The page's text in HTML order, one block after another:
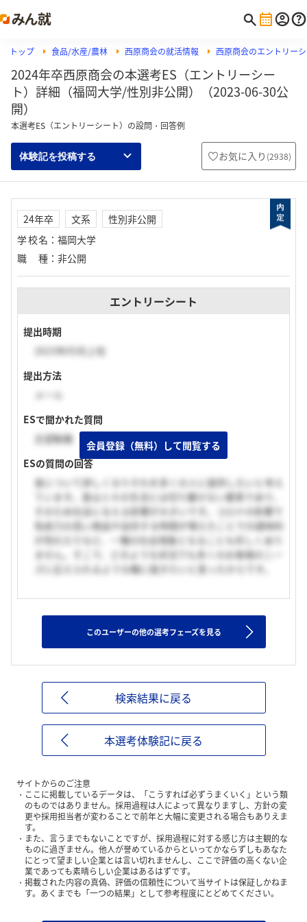
トップ 食品/水産/農林 西原商会の就活情報 西原商会のエントリー
2024年卒西原商会の本選考ES（エントリーシー
ト）詳細（福岡大学/性別非公開）（2023-06-30公
開）
本選考ES（エントリーシート）の設問・回答例
体験記を投稿する お気に入り (2938)
24年卒 文系
性別非公開
学校名 ： 福岡大学
職種 ： 非公開
エントリーシート
提出時期
2023年05月上旬
提出方法
メール
ESで聞かれた質問
志望動機
ESの質問の回答
食について詳しくなりそれを多くの人に提供したいと考え
ています。食は人々の生活とは切り離せない要素であり、
そのため社会に与える影響が大きいです。コロナの影響で
免疫力の高い商品や自炊する時間が増えたことでの調味料
が売れたりなど、一種の社会現象となることも珍しくあり
ません。そこで、どのような状況でも多くのお客様のニー
ズに応えられるような職に就きたいと思ったからです。
会員登録（無料）して閲覧する
このユーザーの他の選考フェーズを見る
検索結果に戻る
本選考体験記に戻る
サイトからのご注意
ここに掲載しているデータは、「こうすれば必ずうまくいく」という類
のものではありません。採用過程は人によって異なりますし、方針の変
更や採用担当者が変わることで前年と大幅に変更される場合もありえま
す。
また、言うまでもないことですが、採用過程に対する感じ方は主観的な
ものに過ぎません。他人が誉めているからといってかならずしもあなた
にとって望ましい企業とは言い切れませんし、ここで評価の高くない企
業であっても素晴らしい企業はあるはずです。
掲載された内容の真偽、評価の信頼性について当サイトは保証しかねま
す。あくまでも「一つの結果」として参考程度にとどめてください。